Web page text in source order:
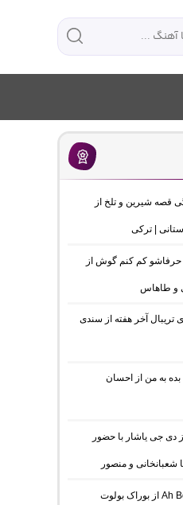
قصه شیرین و تلخ از
| ترکی
حرفاشو کم کنم گوش از
و طاهاس
تریبال آخر هفته از سندی
به من از احسان
آهنگ ریمیکس زلزله 5 از دی جی یاشار با حضور
و منصور